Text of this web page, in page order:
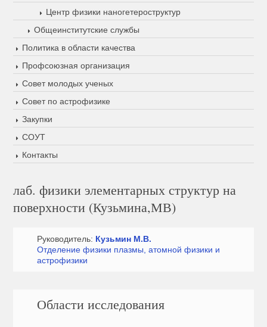
Центр физики наногетероструктур
Общеинститутские службы
Политика в области качества
Профсоюзная организация
Совет молодых ученых
Совет по астрофизике
Закупки
СОУТ
Контакты
лаб. физики элементарных структур на
поверхности (Кузьмина,МВ)
Руководитель: Кузьмин М.В.
Отделение физики плазмы, атомной физики и
астрофизики
Области исследования